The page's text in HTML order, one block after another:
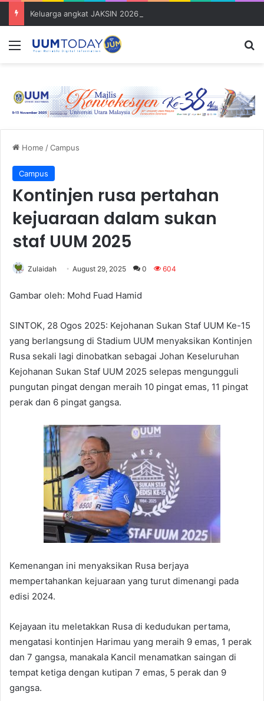
Menu
Home /Campus
Campus
Kontinjen rusa pertahan
kejuaraan dalam sukan
staf UUM 2025
Zulaidah August 29, 2025 0 604
Gambar oleh: Mohd Fuad Hamid
SINTOK, 28 Ogos 2025: Kejohanan Sukan Staf UUM Ke-15
yang berlangsung di Stadium UUM menyaksikan Kontinjen
Rusa sekali lagi dinobatkan sebagai Johan Keseluruhan
Kejohanan Sukan Staf UUM 2025 selepas mengungguli
pungutan pingat dengan meraih 10 pingat emas, 11 pingat
perak dan 6 pingat gangsa.
Kemenangan ini menyaksikan Rusa berjaya
mempertahankan kejuaraan yang turut dimenangi pada
edisi 2024.
Kejayaan itu meletakkan Rusa di kedudukan pertama,
mengatasi kontinjen Harimau yang meraih 9 emas, 1 perak
dan 7 gangsa, manakala Kancil menamatkan saingan di
tempat ketiga dengan kutipan 7 emas, 5 perak dan 9
gangsa.